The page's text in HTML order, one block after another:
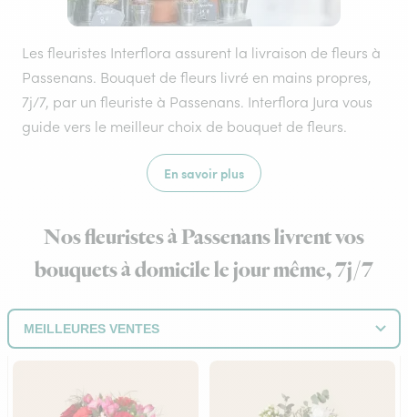
Les fleuristes Interflora assurent la livraison de fleurs à
Passenans. Bouquet de fleurs livré en mains propres,
7j/7, par un fleuriste à Passenans. Interflora Jura vous
guide vers le meilleur choix de bouquet de fleurs.
En savoir plus
Nos fleuristes à Passenans livrent vos
bouquets à domicile le jour même, 7j/7